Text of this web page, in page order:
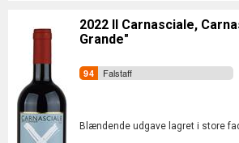
2022 Il Carnasciale,
Grande"
Falstaff
Blændende udgave lagret i store